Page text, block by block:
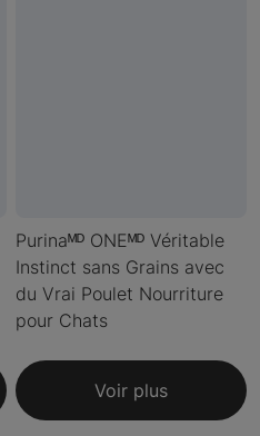
Purinaᴹᴰ ONEᴹᴰ Véritable
Instinct sans Grains avec
du Vrai Poulet Nourriture
pour Chats
Voir plus